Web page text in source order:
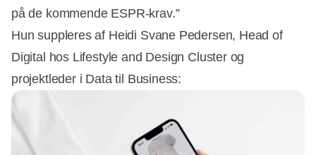
på de kommende ESPR-krav.”
Hun suppleres af Heidi Svane Pedersen, Head of
Digital hos Lifestyle and Design Cluster og
projektleder i Data til Business: